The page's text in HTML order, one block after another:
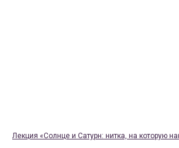
Лекция «Солнце и Сатурн: нитка, на которую